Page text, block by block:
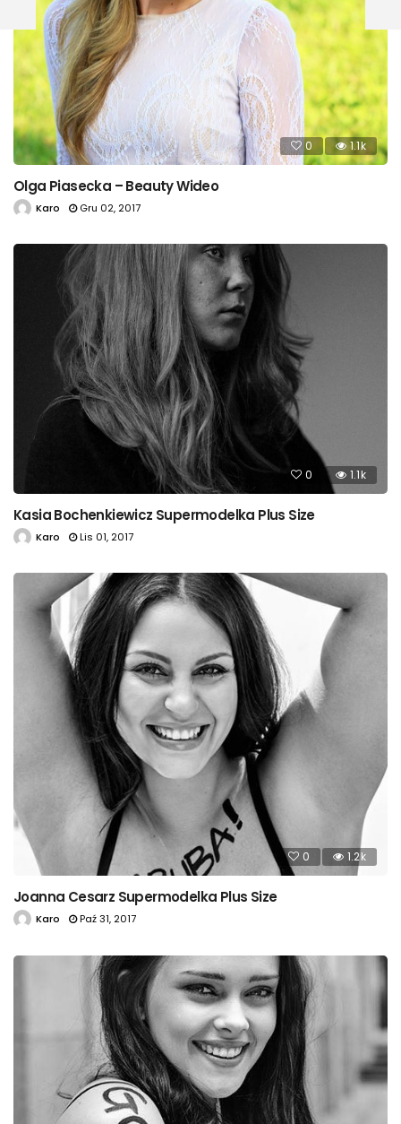
0 1.1k
Olga Piasecka – Beauty Wideo
Karo Gru 02, 2017
0 1.1k
Kasia Bochenkiewicz Supermodelka Plus Size
Karo Lis 01, 2017
0 1.2k
Joanna Cesarz Supermodelka Plus Size
Karo Paź 31, 2017